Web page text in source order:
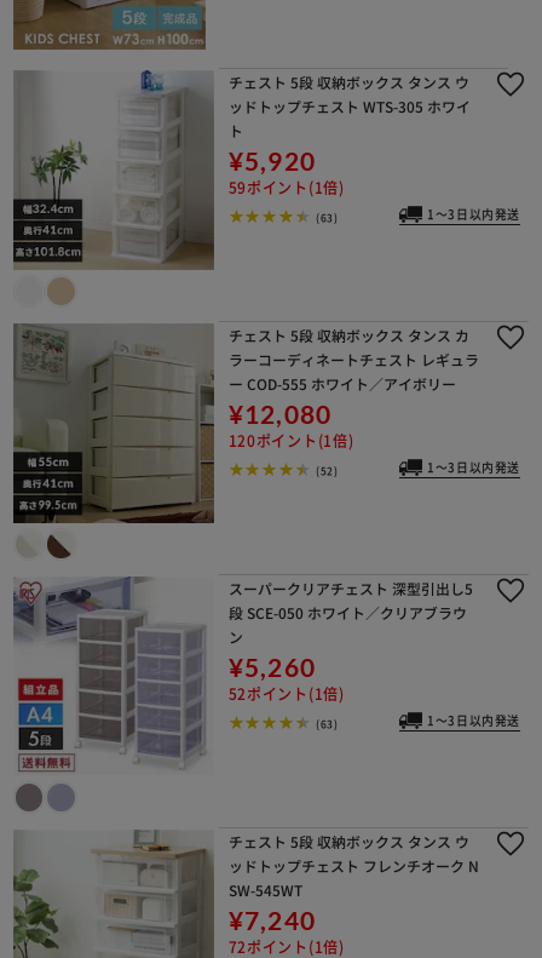
チェスト 5段 収納ボックス タンス ウ
ッドトップチェスト WTS-305 ホワイ
ト
¥5,920
59ポイント(1倍)
(63) 1～3日以内発送
チェスト 5段 収納ボックス タンス カ
ラーコーディネートチェスト レギュラ
ー COD-555 ホワイト／アイボリー
¥12,080
120ポイント(1倍)
(52) 1～3日以内発送
スーパークリアチェスト 深型引出し5
段 SCE-050 ホワイト／クリアブラウ
ン
¥5,260
52ポイント(1倍)
(63) 1～3日以内発送
チェスト 5段 収納ボックス タンス ウ
ッドトップチェスト フレンチオーク N
SW-545WT
¥7,240
72ポイント(1倍)